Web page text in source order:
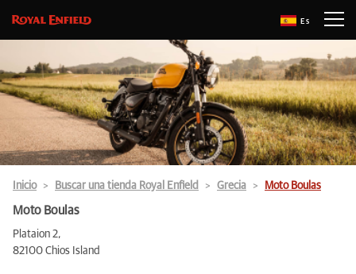
Es
Inicio Buscar una tienda Royal Enfield Grecia Moto Boulas
Moto Boulas
Plataion 2,
82100 Chios Island